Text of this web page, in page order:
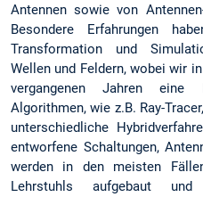
Antennen sowie von
Besondere Erfahrungen
Transformation und
Wellen und Feldern, wobei wir
vergangenen Jahren eine
Algorithmen, wie z.B. Ray-
unterschiedliche
entworfene Schaltungen,
werden in den meisten
Lehrstuhls aufgebaut und